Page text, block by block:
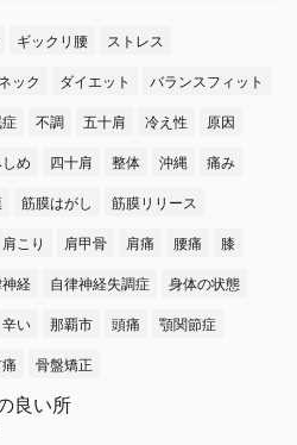
ギックリ腰
ストレス
ック
ダイエット
バランスフィット
不調 五十肩 冷え性
原因
め 四十肩 整体 沖縄
痛み
筋膜はがし
筋膜リリース
肩こり 肩甲骨 肩痛 腰痛
膝
経 自律神経失調症
身体の状態
辛い 那覇市 頭痛
顎関節症
骨盤矯正
良い所